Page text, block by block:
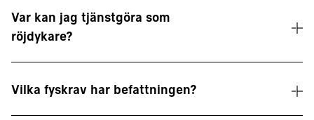
Var kan jag tjänstgöra som
röjdykare?
Vilka fyskrav har befattningen?